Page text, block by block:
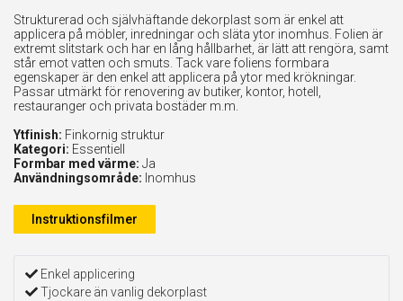
Strukturerad och självhäftande dekorplast som är enkel att
applicera på möbler, inredningar och släta ytor inomhus. Folien är
extremt slitstark och har en lång hållbarhet, är lätt att rengöra, samt
står emot vatten och smuts. Tack vare foliens formbara
egenskaper är den enkel att applicera på ytor med krökningar.
Passar utmärkt för renovering av butiker, kontor, hotell,
restauranger och privata bostäder m.m.
Ytfinish: Finkornig struktur
Kategori: Essentiell
Formbar med värme: Ja
Användningsområde: Inomhus
Instruktionsfilmer
Enkel applicering
Tjockare än vanlig dekorplast